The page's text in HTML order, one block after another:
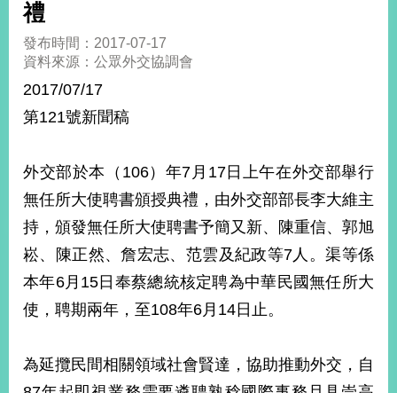
字
總
合
外
價
外
交
經
濟
不
落
國
和
平
禮
發布時間：2017-07-17
資料來源：公眾外交協調會
2017/07/17
第121號新聞稿
外交部於本（106）年7月17日上午在外交部舉行
無任所大使聘書頒授典禮，由外交部部長李大維主
持，頒發無任所大使聘書予簡又新、陳重信、郭旭
崧、陳正然、詹宏志、范雲及紀政等7人。渠等係
本年6月15日奉蔡總統核定聘為中華民國無任所大
使，聘期兩年，至108年6月14日止。
為延攬民間相關領域社會賢達，協助推動外交，自